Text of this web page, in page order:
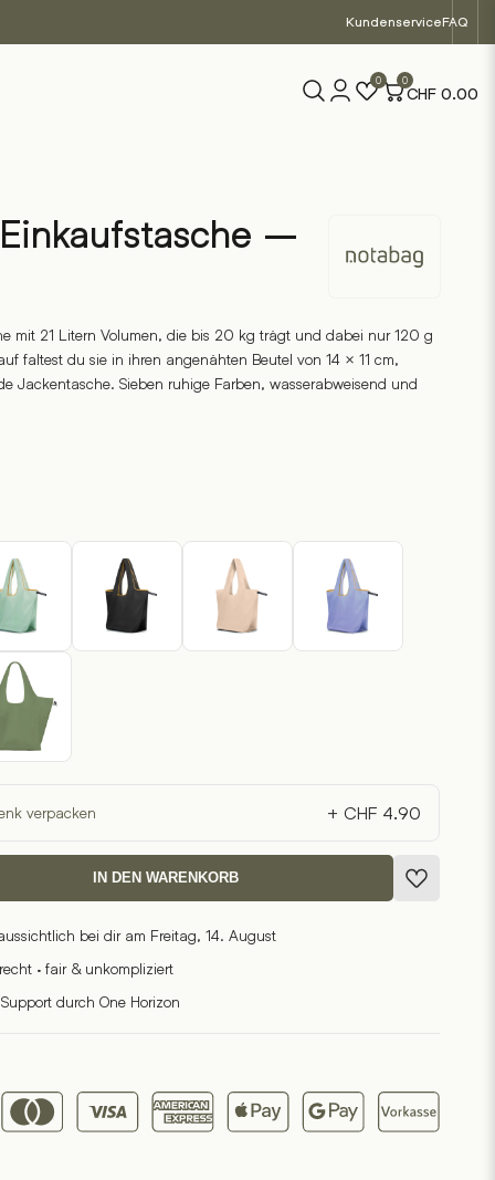
KundenserviceFAQ
0 0
CHF 0.00
–
mit 21 Litern Volumen, die bis 20 kg trägt und dabei nur 120 g
faltest du sie in ihren angenähten Beutel von 14 × 11 cm,
Jackentasche. Sieben ruhige Farben, wasserabweisend und
verpacken + CHF 4.90
IN DEN WARENKORB
bei dir am Freitag, 14. August
· fair & unkompliziert
durch One Horizon